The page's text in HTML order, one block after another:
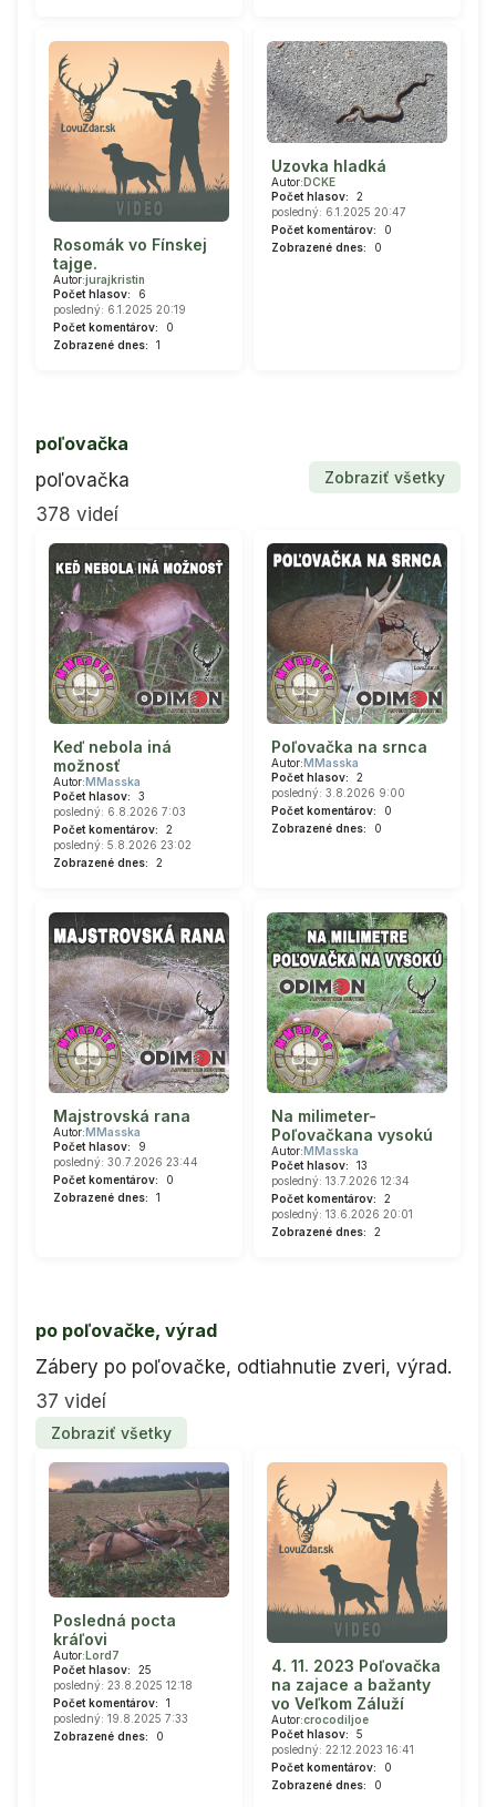
Rosomák vo Fínskej
tajge.
Autor:jurajkristin
Počet hlasov:
6
posledný: 6.1.2025 20:19
Počet komentárov:
0
Zobrazené dnes:
1
Uzovka hladká
Autor:DCKE
Počet hlasov:
2
posledný: 6.1.2025 20:47
Počet komentárov:
0
Zobrazené dnes:
0
poľovačka
poľovačka
378 videí
Zobraziť všetky
Keď nebola iná
možnosť
Autor: MMasska
Počet hlasov:
3
posledný: 6.8.2026 7:03
Počet komentárov:
2
posledný: 5.8.2026 23:02
Zobrazené dnes:
2
Poľovačka na srnca
Autor: MMasska
Počet hlasov:
2
posledný: 3.8.2026 9:00
Počet komentárov:
0
Zobrazené dnes:
0
Majstrovská rana
Autor: MMasska
Počet hlasov:
9
posledný: 30.7.2026 23:44
Počet komentárov:
0
Zobrazené dnes:
1
Na milimeter-
Poľovačkana vysokú
Autor: MMasska
Počet hlasov:
13
posledný: 13.7.2026 12:34
Počet komentárov:
2
posledný: 13.6.2026 20:01
Zobrazené dnes:
2
po poľovačke, výrad
Zábery po poľovačke, odtiahnutie zveri, výrad.
37 videí
Zobraziť všetky
Posledná pocta
kráľovi
Autor: Lord7
Počet hlasov:
25
posledný: 23.8.2025 12:18
Počet komentárov:
1
posledný: 19.8.2025 7:33
Zobrazené dnes:
0
4. 11. 2023 Poľovačka
na zajace a bažanty
vo Veľkom Záluží
Autor:crocodiljoe
Počet hlasov:
5
posledný: 22.12.2023 16:41
Počet komentárov:
0
Zobrazené dnes:
0